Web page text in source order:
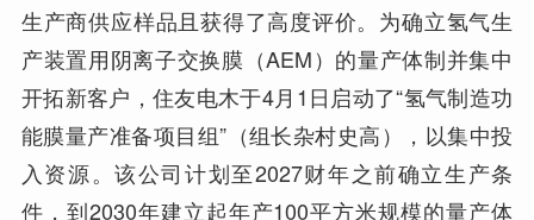
生产商供应样品且获得了高度评价。为确立氢气生
产装置用阴离子交换膜（AEM）的量产体制并集中
开拓新客户，住友电木于4月1日启动了“氢气制造功
能膜量产准备项目组”（组长杂村史高），以集中投
入资源。该公司计划至2027财年之前确立生产条
件，到2030年建立起年产100平方米规模的量产体